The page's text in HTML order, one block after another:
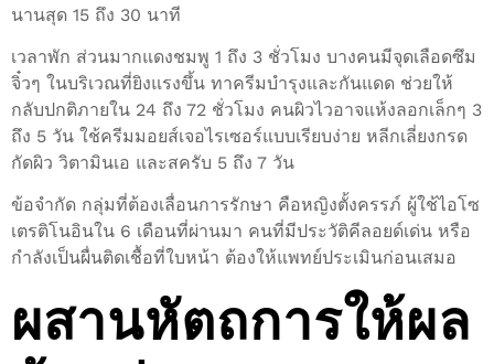
นานสุด 15 ถึง 30 นาที
เวลาพัก ส่วนมากแดงชมพู 1 ถึง 3 ชั่วโมง บางคนมีจุดเลือดซึม
จิ๋วๆ ในบริเวณที่ยิงแรงขึ้น ทาครีมบำรุงและกันแดด ช่วยให้
กลับปกติภายใน 24 ถึง 72 ชั่วโมง คนผิวไวอาจแห้งลอกเล็กๆ 3
ถึง 5 วัน ใช้ครีมมอยส์เจอไรเซอร์แบบเรียบง่าย หลีกเลี่ยงกรด
กัดผิว วิตามินเอ และสครับ 5 ถึง 7 วัน
ข้อจำกัด กลุ่มที่ต้องเลื่อนการรักษา คือหญิงตั้งครรภ์ ผู้ใช้ไอโซ
เตรติโนอินใน 6 เดือนที่ผ่านมา คนที่มีประวัติคีลอยด์เด่น หรือ
กำลังเป็นผื่นติดเชื้อที่ใบหน้า ต้องให้แพทย์ประเมินก่อนเสมอ
ผสานหัตถการให้ผล